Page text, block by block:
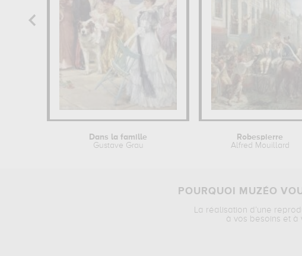
Dans la famille
Gustave Grau
Robespierre
Alfred Mouillard
POURQUOI MUZÉO
La réalisation d’une
à vos besoins et à